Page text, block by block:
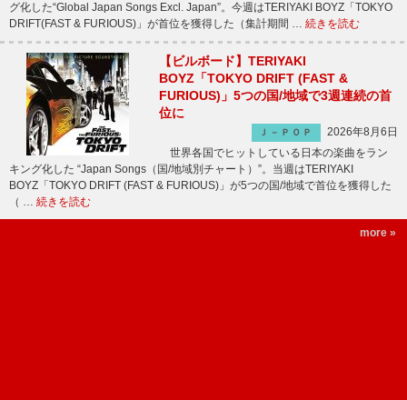
グ化した“Global Japan Songs Excl. Japan”。今週はTERIYAKI BOYZ「TOKYO
DRIFT(FAST & FURIOUS)」が首位を獲得した（集計期間 … 続きを読む
【ビルボード】TERIYAKI
BOYZ「TOKYO DRIFT (FAST &
FURIOUS)」5つの国/地域で3週連続の首
位に
Ｊ－ＰＯＰ
2026年8月6日
世界各国でヒットしている日本の楽曲をラン
キング化した “Japan Songs（国/地域別チャート）”。当週はTERIYAKI
BOYZ「TOKYO DRIFT (FAST & FURIOUS)」が5つの国/地域で首位を獲得した
（ … 続きを読む
more »